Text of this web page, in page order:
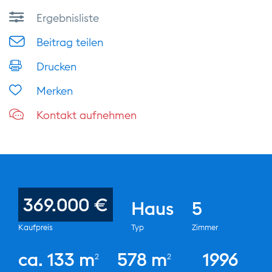
Ergebnisliste
Beitrag teilen
Drucken
Merken
Kontakt aufnehmen
369.000 €
Kaufpreis
Haus
Typ
5
Zimmer
ca. 133 m2 578 m2 1996